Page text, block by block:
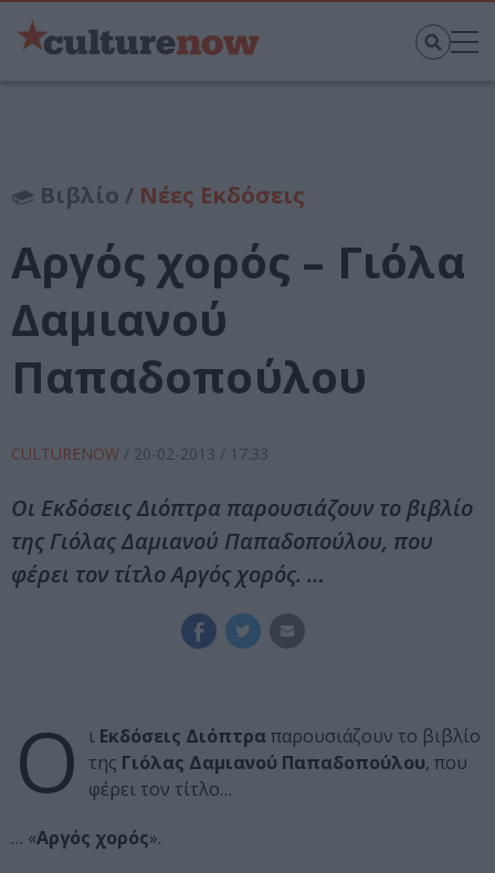
Βιβλίο / Νέες Εκδόσεις
Αργός χορός – Γιόλα
Δαμιανού
Παπαδοπούλου
CULTURENOW / 20-02-2013 / 17:33
Οι Εκδόσεις Διόπτρα παρουσιάζουν το βιβλίο
της Γιόλας Δαμιανού Παπαδοπούλου, που
φέρει τον τίτλο Αργός χορός. …
Ο ι Εκδόσεις Διόπτραπαρουσιάζουν το βιβλίο
της Γιόλας Δαμιανού Παπαδοπούλου, που
φέρει τον τίτλο…
… «Αργός χορός».